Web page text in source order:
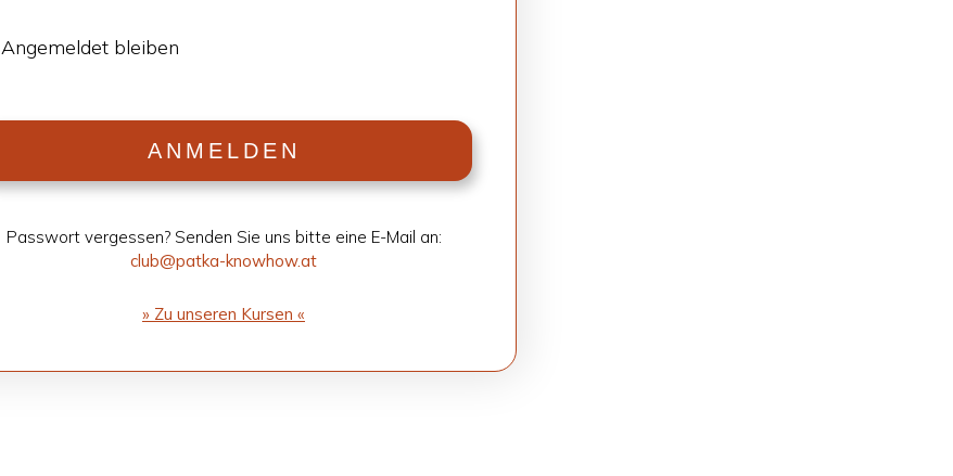
Ange­mel­det blei­ben
ANMEL­DEN
Pass­wort ver­ges­sen? Sen­den Sie uns bitte eine E-Mail an:
club@patka-knowhow.at
» Zu unse­ren Kur­sen «